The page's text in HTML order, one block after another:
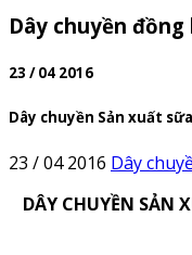
Dây chuyền đồng
23 / 04 2016
Dây chuyền Sản xuất
23 / 04 2016 Dây
DÂY CHUYỀN SẢN